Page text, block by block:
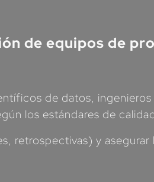
de equipos de
de datos,
los estándares de
retrospectivas) y